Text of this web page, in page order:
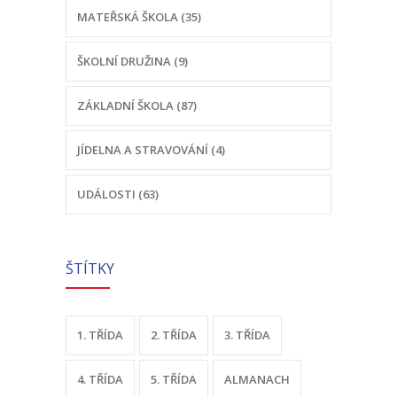
-- Školní řád MŠ
-- Aktuality a akce ŠD
-- Organizace školního roku ŠD
-- Školní vzdělávací program ŠD
Jídelna
-- Jídelníček
MATEŘSKÁ ŠKOLA (35)
ŠKOLNÍ DRUŽINA (9)
ZÁKLADNÍ ŠKOLA (87)
JÍDELNA A STRAVOVÁNÍ (4)
UDÁLOSTI (63)
ŠTÍTKY
1. TŘÍDA 2. TŘÍDA 3. TŘÍDA
4. TŘÍDA 5. TŘÍDA ALMANACH